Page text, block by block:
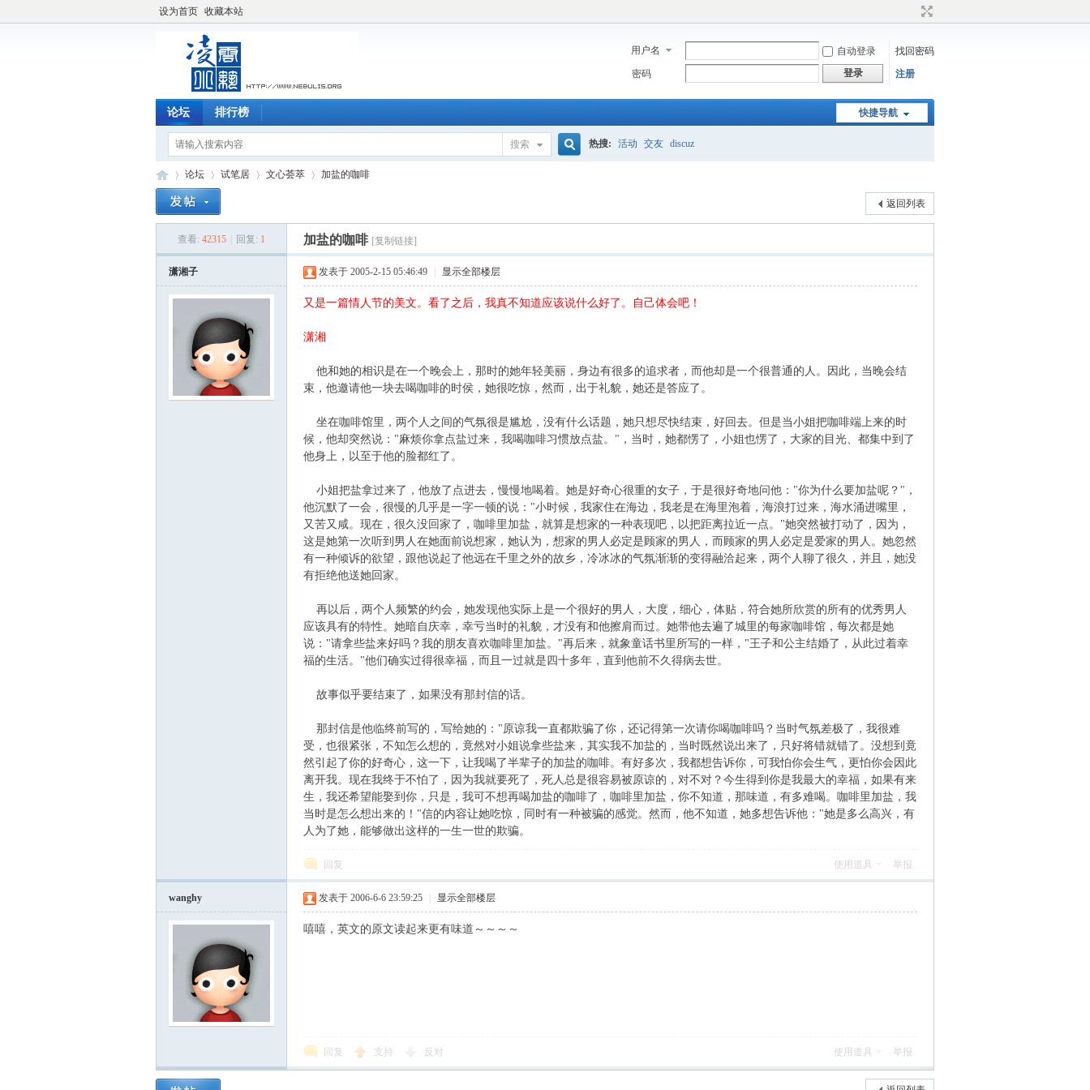
设为首页 收藏本站
用户名 自动登录
找回密码
密码
登录 注册
快捷导航
论坛 排行榜
搜索 热搜: 活动 交友 discuz
论坛
›
试笔居
›
文心荟萃
›
加盐的咖啡
返回列表
查看: 42315 回复: 1 加盐的咖啡 [复制链接]
潇湘子 发表于 2005-2-15 05:46:49 显示全部楼层
又是一篇情人节的美文。看了之后，我真不知道应该说什么好了。自己体会吧！
潇湘
他和她的相识是在一个晚会上，那时的她年轻美丽，身边有很多的追求者，而他却是一个很普通的人。因此，当晚会结
束，他邀请他一块去喝咖啡的时侯，她很吃惊，然而，出于礼貌，她还是答应了。
坐在咖啡馆里，两个人之间的气氛很是尴尬，没有什么话题，她只想尽快结束，好回去。但是当小姐把咖啡端上来的时
候，他却突然说："麻烦你拿点盐过来，我喝咖啡习惯放点盐。"，当时，她都愣了，小姐也愣了，大家的目光、都集中到了
他身上，以至于他的脸都红了。
小姐把盐拿过来了，他放了点进去，慢慢地喝着。她是好奇心很重的女子，于是很好奇地问他："你为什么要加盐呢？"，
他沉默了一会，很慢的几乎是一字一顿的说："小时候，我家住在海边，我老是在海里泡着，海浪打过来，海水涌进嘴里，
又苦又咸。现在，很久没回家了，咖啡里加盐，就算是想家的一种表现吧，以把距离拉近一点。"她突然被打动了，因为，
这是她第一次听到男人在她面前说想家，她认为，想家的男人必定是顾家的男人，而顾家的男人必定是爱家的男人。她忽然
有一种倾诉的欲望，跟他说起了他远在千里之外的故乡，冷冰冰的气氛渐渐的变得融洽起来，两个人聊了很久，并且，她没
有拒绝他送她回家。
再以后，两个人频繁的约会，她发现他实际上是一个很好的男人，大度，细心，体贴，符合她所欣赏的所有的优秀男人
应该具有的特性。她暗自庆幸，幸亏当时的礼貌，才没有和他擦肩而过。她带他去遍了城里的每家咖啡馆，每次都是她
说："请拿些盐来好吗？我的朋友喜欢咖啡里加盐。"再后来，就象童话书里所写的一样，"王子和公主结婚了，从此过着幸
福的生活。"他们确实过得很幸福，而且一过就是四十多年，直到他前不久得病去世。
故事似乎要结束了，如果没有那封信的话。
那封信是他临终前写的，写给她的："原谅我一直都欺骗了你，还记得第一次请你喝咖啡吗？当时气氛差极了，我很难
受，也很紧张，不知怎么想的，竟然对小姐说拿些盐来，其实我不加盐的，当时既然说出来了，只好将错就错了。没想到竟
然引起了你的好奇心，这一下，让我喝了半辈子的加盐的咖啡。有好多次，我都想告诉你，可我怕你会生气，更怕你会因此
离开我。现在我终于不怕了，因为我就要死了，死人总是很容易被原谅的，对不对？今生得到你是我最大的幸福，如果有来
生，我还希望能娶到你，只是，我可不想再喝加盐的咖啡了，咖啡里加盐，你不知道，那味道，有多难喝。咖啡里加盐，我
当时是怎么想出来的！"信的内容让她吃惊，同时有一种被骗的感觉。然而，他不知道，她多想告诉他："她是多么高兴，有
人为了她，能够做出这样的一生一世的欺骗。
回复 使用道具 举报
wanghy 发表于 2006-6-6 23:59:25 显示全部楼层
嘻嘻，英文的原文读起来更有味道～～～～
回复 支持 反对 使用道具 举报